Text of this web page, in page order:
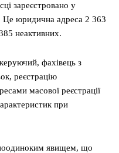
зареєстровано у
Це юридична адреса 2 363
неактивних.
фахівець з
реєстрацію
масової реєстрації
при
явищем, що